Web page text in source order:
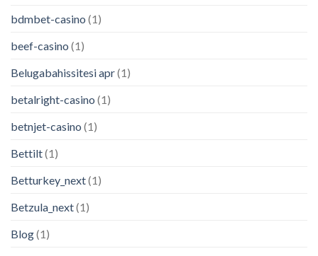
bdmbet-casino (1)
beef-casino (1)
Belugabahissitesi apr(1)
betalright-casino (1)
betnjet-casino (1)
Bettilt(1)
Betturkey_next(1)
Betzula_next(1)
Blog(1)